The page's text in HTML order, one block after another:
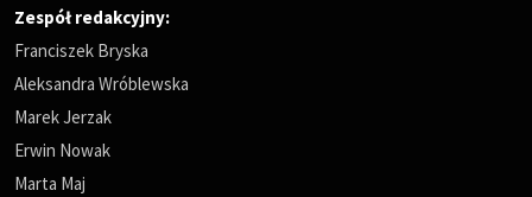
Zespół redakcyjny:
Franciszek Bryska
Aleksandra Wróblewska
Marek Jerzak
Erwin Nowak
Marta Maj